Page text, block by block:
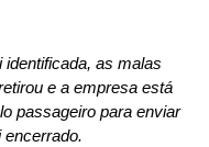
as malas
e a empresa está
passageiro para enviar
encerrado.